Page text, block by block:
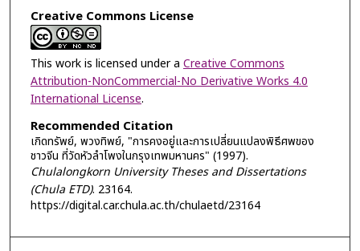
Creative Commons License
This work is licensed under a Creative Commons
Attribution-NonCommercial-No Derivative Works 4.0
International License.
Recommended Citation
เกิดทรัพย์, พวงทิพย์, "การคงอยู่และการเปลี่ยนแปลงพิธีศพของ
ชาวจีน ที่วัดหัวลำโพงในกรุงเทพมหานคร" (1997).
Chulalongkorn University Theses and Dissertations
(Chula ETD). 23164.
https://digital.car.chula.ac.th/chulaetd/23164